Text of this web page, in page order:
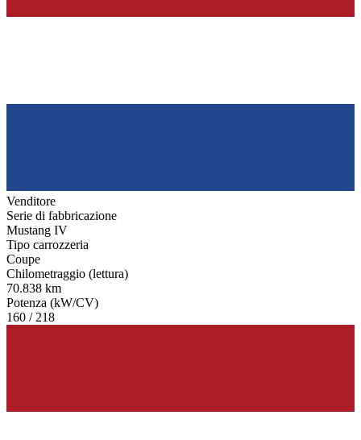
Venditore
Serie di fabbricazione
Mustang IV
Tipo carrozzeria
Coupe
Chilometraggio (lettura)
70.838 km
Potenza (kW/CV)
160 / 218